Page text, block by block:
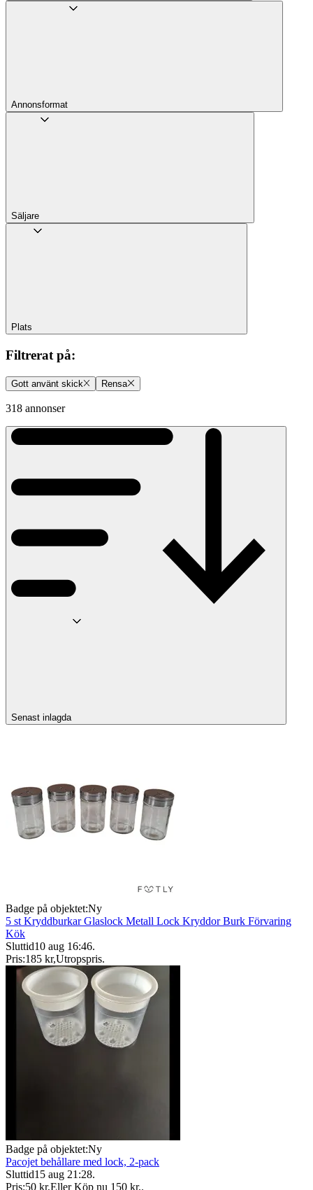
Annons­format
Säljare
Plats
Filtrerat på:
Gott använt skick Rensa
318 annonser
Senast inlagda
Badge på objektet:Ny
5 st Kryddburkar Glaslock Metall Lock Kryddor Burk Förvaring
Kök
Sluttid10 aug 16:46.
Pris:185 kr,Utropspris.
Badge på objektet:Ny
Pacojet behållare med lock, 2-pack
Sluttid15 aug 21:28.
Pris:50 kr,Eller Köp nu 150 kr,.